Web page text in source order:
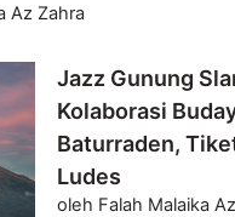
Az Zahra
Jazz Gunung
Kolaborasi
Baturraden,
Ludes
oleh Falah Malaika